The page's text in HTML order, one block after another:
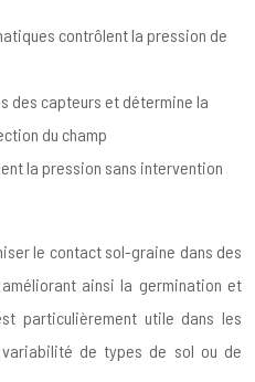
contrôlent la pression de
des capteurs et détermine la
du champ
la pression sans intervention
le contact sol-graine dans des
ainsi la germination et
particulièrement utile dans les
de types de sol ou de